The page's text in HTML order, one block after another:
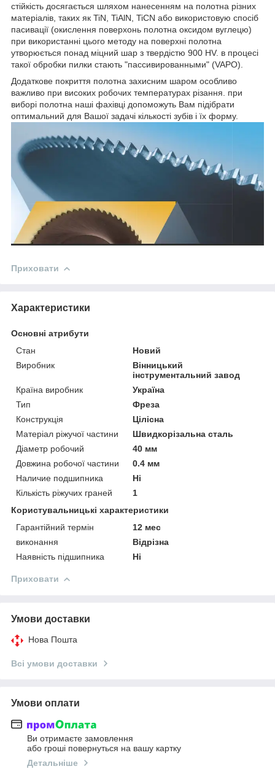
стійкість досягається шляхом нанесенням на полотна різних
матеріалів, таких як TiN, TiAlN, TiCN або використовую спосіб
пасивації (окислення поверхонь полотна оксидом вуглецю)
при використанні цього методу на поверхні полотна
утворюється понад міцний шар з твердістю 900 HV. в процесі
такої обробки пилки стають "пассивированными" (VAPO).
Додаткове покриття полотна захисним шаром особливо
важливо при високих робочих температурах різання. при
виборі полотна наші фахівці допоможуть Вам підібрати
оптимальний для Вашої задачі кількості зубів і їх форму.
Приховати
Характеристики
Основні атрибути
Стан
Новий
Виробник
Вінницький
інструментальний завод
Країна виробник
Україна
Тип
Фреза
Конструкція
Цілісна
Матеріал ріжучої частини
Швидкорізальна сталь
Діаметр робочий
40 мм
Довжина робочої частини
0.4 мм
Наличие подшипника
Ні
Кількість ріжучих граней
1
Користувальницькі характеристики
Гарантійний термін
12 мес
виконання
Відрізна
Наявність підшипника
Ні
Приховати
Умови доставки
Нова Пошта
Всі умови доставки
Умови оплати
Ви отримаєте замовлення
або гроші повернуться на вашу картку
Детальніше